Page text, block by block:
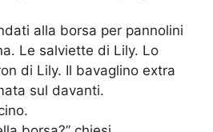
alla borsa per pannolini
Le salviette di Lily. Lo
di Lily. Il bavaglino extra
sul davanti.